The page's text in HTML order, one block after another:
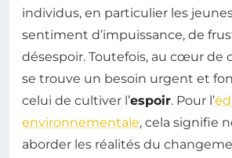
individus, en particulier les
sentiment d’impuissance, de
désespoir. Toutefois, au cœur de
se trouve un besoin urgent et
celui de cultiver l’espoir. Pour l’
environnementale, cela signifie
aborder les réalités du